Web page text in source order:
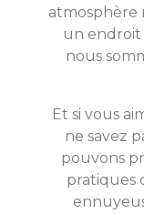
atmosphère
un endroit
nous
Et si vous
ne savez
pouvons
pratiques